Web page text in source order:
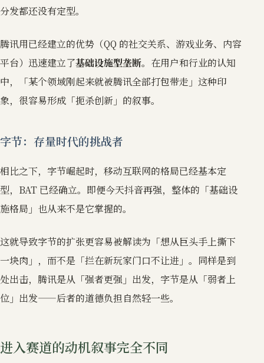
分发都还没有定型。
腾讯用已经建立的优势（QQ 的社交关系、游戏业务、内容
平台）迅速建立了基础设施型垄断。在用户和行业的认知
中，「某个领域刚起来就被腾讯全部打包带走」这种印
象，很容易形成「扼杀创新」的叙事。
字节：存量时代的挑战者
相比之下，字节崛起时，移动互联网的格局已经基本定
型，BAT 已经确立。即便今天抖音再强，整体的「基础设
施格局」也从来不是它掌握的。
这就导致字节的扩张更容易被解读为「想从巨头手上撕下
一块肉」，而不是「拦在新玩家门口不让进」。同样是到
处出击，腾讯是从「强者更强」出发，字节是从「弱者上
位」出发——后者的道德负担自然轻一些。
进入赛道的动机叙事完全不同